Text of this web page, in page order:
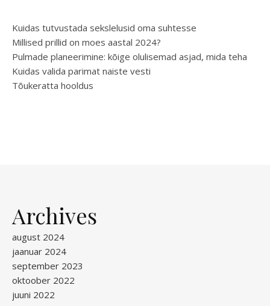
Kuidas tutvustada sekslelusid oma suhtesse
Millised prillid on moes aastal 2024?
Pulmade planeerimine: kõige olulisemad asjad, mida teha
Kuidas valida parimat naiste vesti
Tõukeratta hooldus
Archives
august 2024
jaanuar 2024
september 2023
oktoober 2022
juuni 2022